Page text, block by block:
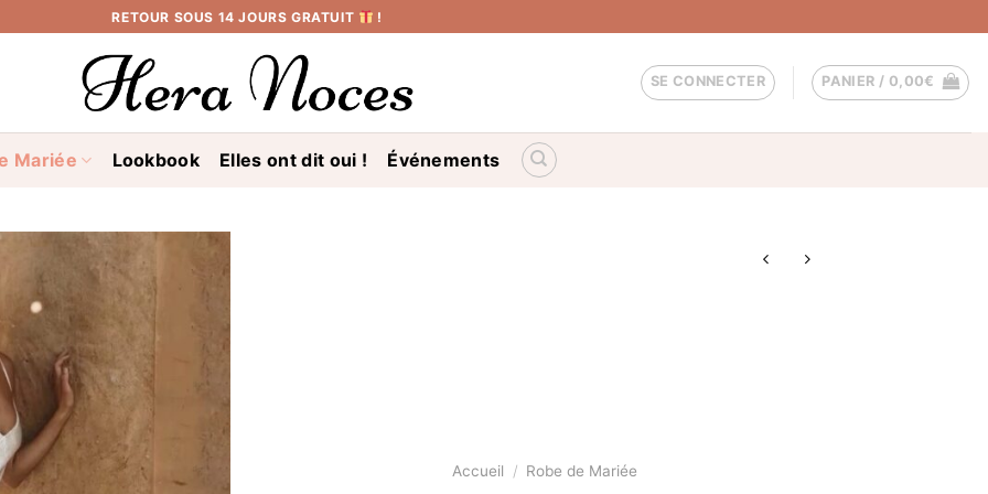
RETOUR SOUS 14 JOURS GRATUIT !
SE CONNECTER PANIER / 0,00€
Mariée Lookbook Elles ont dit oui ! Événements
Accueil / Robe de Mariée